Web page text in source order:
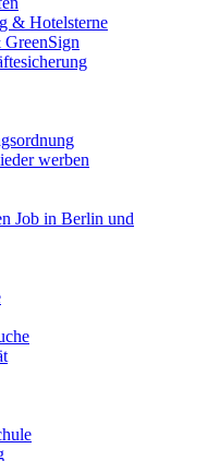
& Hotelsterne
werben
Job in Berlin und